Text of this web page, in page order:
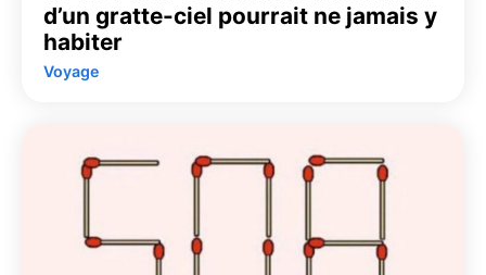
d’un gratte-ciel pourrait ne jamais y
habiter
Voyage